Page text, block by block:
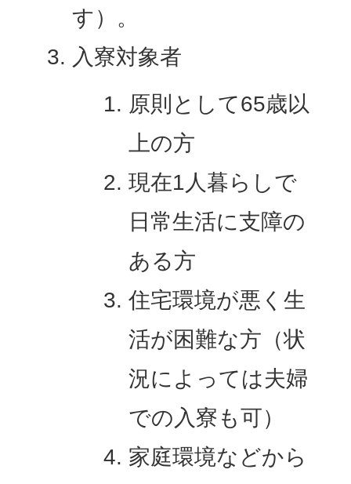
す）。
入寮対象者
原則として65歳以
上の方
現在1人暮らしで
日常生活に支障の
ある方
住宅環境が悪く生
活が困難な方（状
況によっては夫婦
での入寮も可）
家庭環境などから